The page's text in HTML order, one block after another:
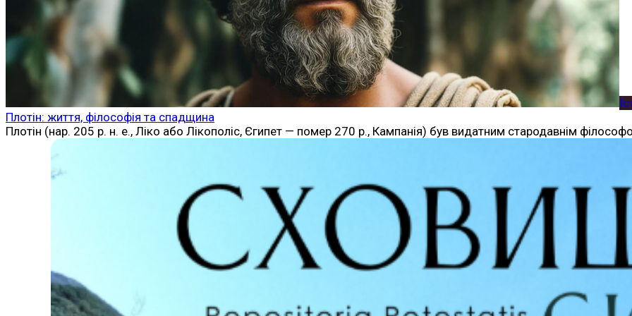
Плотін: життя, філософія та спадщина
Плотін (нар. 205 р. н. е., Ліко або Лікополіс, Єгипет — помер 270 р., Кампанія) був видатним стародавнім